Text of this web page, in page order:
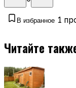
В избранное 1
Читайте